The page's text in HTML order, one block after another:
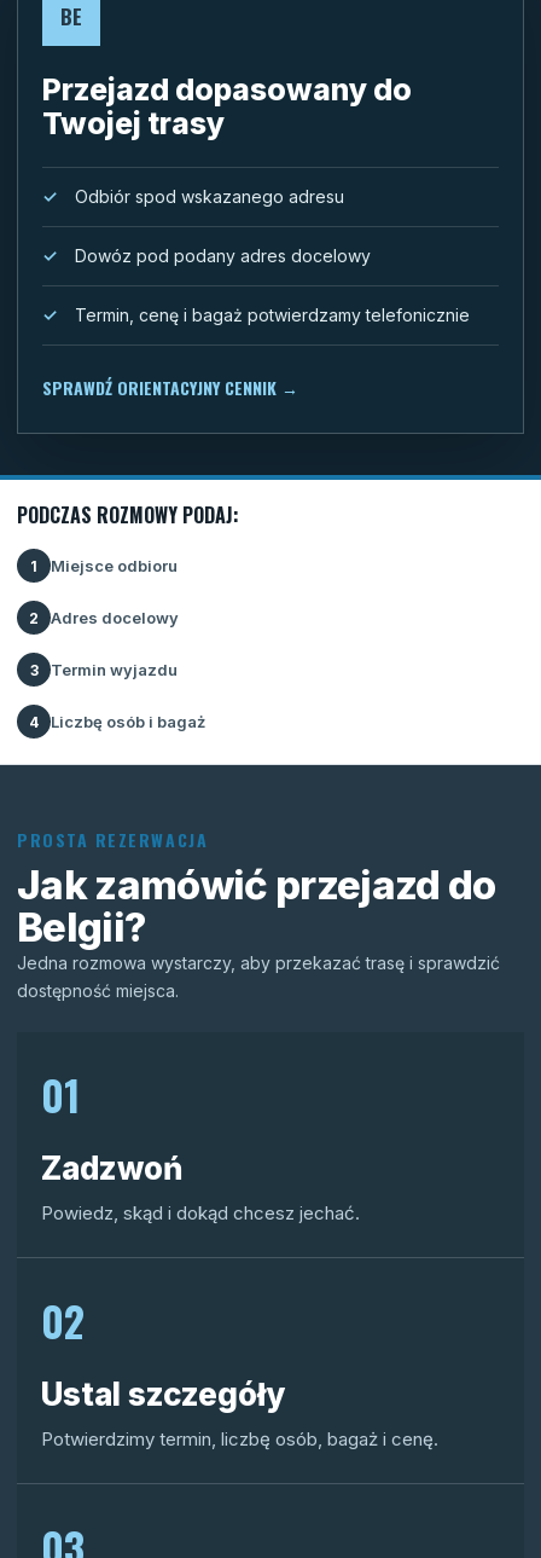
BE
Przejazd dopasowany do
Twojej trasy
Odbiór spod wskazanego adresu
Dowóz pod podany adres docelowy
Termin, cenę i bagaż potwierdzamy telefonicznie
SPRAWDŹ ORIENTACYJNY CENNIK →
PODCZAS ROZMOWY PODAJ:
1 Miejsce odbioru
2 Adres docelowy
3 Termin wyjazdu
4 Liczbę osób i bagaż
PROSTA REZERWACJA
Jak zamówić przejazd do
Belgii?
Jedna rozmowa wystarczy, aby przekazać trasę i sprawdzić
dostępność miejsca.
01
Zadzwoń
Powiedz, skąd i dokąd chcesz jechać.
02
Ustal szczegóły
Potwierdzimy termin, liczbę osób, bagaż i cenę.